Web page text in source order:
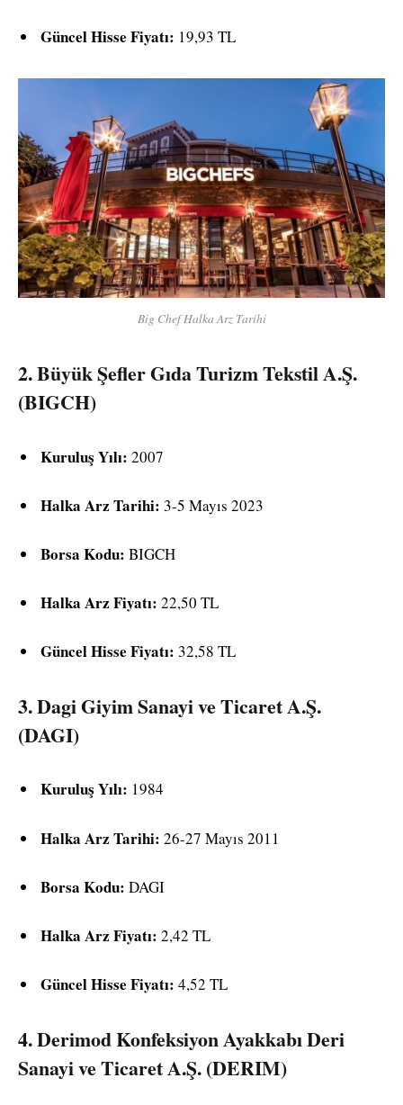
Güncel Hisse Fiyatı: 19,93 TL
Big Chef Halka Arz Tarihi
2.Büyük Şefler Gıda Turizm Tekstil A.Ş.
(BIGCH)
Kuruluş Yılı: 2007
Halka Arz Tarihi: 3-5 Mayıs 2023
Borsa Kodu: BIGCH
Halka Arz Fiyatı: 22,50 TL
Güncel Hisse Fiyatı: 32,58 TL
3.Dagi Giyim Sanayi ve Ticaret A.Ş.
(DAGI)
Kuruluş Yılı: 1984
Halka Arz Tarihi: 26-27 Mayıs 2011
Borsa Kodu: DAGI
Halka Arz Fiyatı: 2,42 TL
Güncel Hisse Fiyatı: 4,52 TL
4.Derimod Konfeksiyon Ayakkabı Deri
Sanayi ve Ticaret A.Ş. (DERIM)